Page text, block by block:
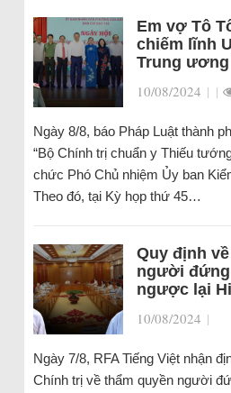
Em vợ Tô
chiếm lĩnh
Trung ương
10/08/2024 | |
Ngày 8/8, báo Pháp Luật thành
“Bộ Chính trị chuẩn y Thiếu
chức Phó Chủ nhiệm Ủy ban
Theo đó, tại Kỳ họp thứ 45…
Quy định
người đứng
ngược lại
10/08/2024 |
Ngày 7/8, RFA Tiếng Việt nhận
Chính trị về thẩm quyền người